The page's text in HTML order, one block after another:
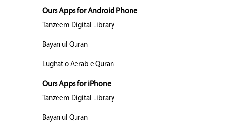
Ours Apps for Android Phone
Tanzeem Digital Library
Bayan ul Quran
Lughat o Aerab e Quran
Ours Apps for iPhone
Tanzeem Digital Library
Bayan ul Quran